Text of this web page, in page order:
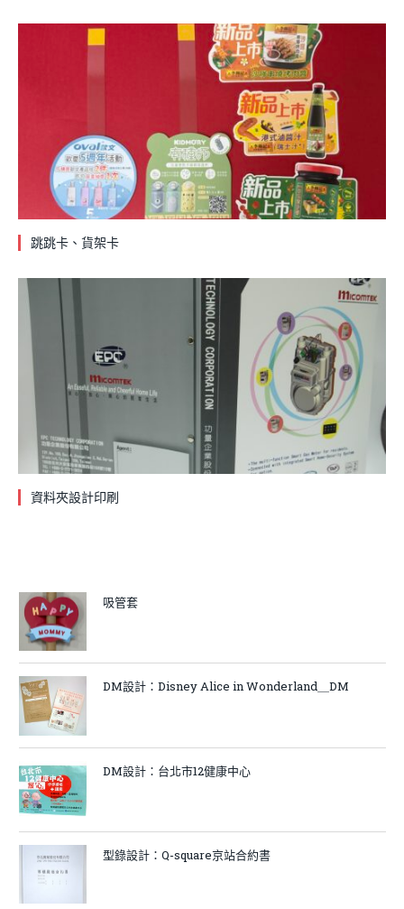
跳跳卡、貨架卡
資料夾設計印刷
吸管套
DM設計：Disney Alice in Wonderland＿DM
DM設計：台北市12健康中心
型錄設計：Q-square京站合約書